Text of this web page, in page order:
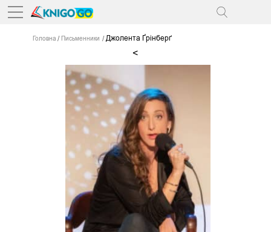
Головна Письменники Джолента Ґрінберґ
<